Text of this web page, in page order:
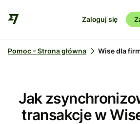
Zaloguj się
Pomoc – Strona główna Wise dla
Jak
transakcje w